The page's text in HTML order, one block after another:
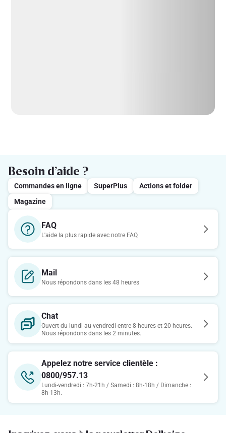
Besoin d’aide ?
Commandes en ligne SuperPlus
Actions et folder
Magazine
FAQ
L'aide la plus rapide avec notre FAQ
Mail
Nous répondons dans les 48 heures
Chat
Ouvert du lundi au vendredi entre 8 heures et 20 heures.
Nous répondons dans les 2 minutes.
Appelez notre service clientèle :
0800/957.13
Lundi-vendredi : 7h-21h / Samedi : 8h-18h / Dimanche :
8h-13h.